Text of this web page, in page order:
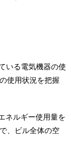
いる電気機器の使
使用状況を把握
ネルギー使用量を
、ビル全体の空